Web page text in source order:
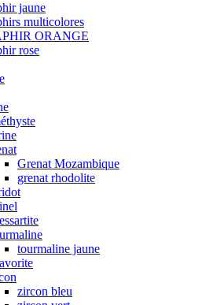
jaune
multicolores
ORANGE
rose
Grenat Mozambique
grenat rhodolite
tourmaline jaune
zircon bleu